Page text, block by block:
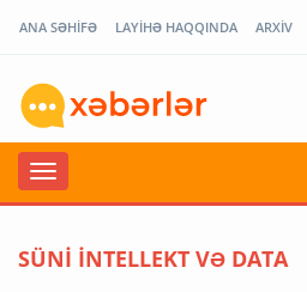
ANA SƏHİFƏ LAYİHƏ HAQQINDA ARXİV
SÜNİ İNTELLEKT VƏ DATA